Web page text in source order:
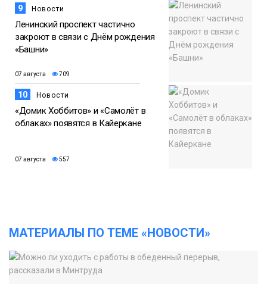
9 Новости
Ленинский проспект частично
закроют в связи с Днём рождения
«Башни»
07 августа 709
10 Новости
«Домик Хоббитов» и «Самолёт в
облаках» появятся в Кайеркане
07 августа 557
МАТЕРИАЛЫ ПО ТЕМЕ «НОВОСТИ»